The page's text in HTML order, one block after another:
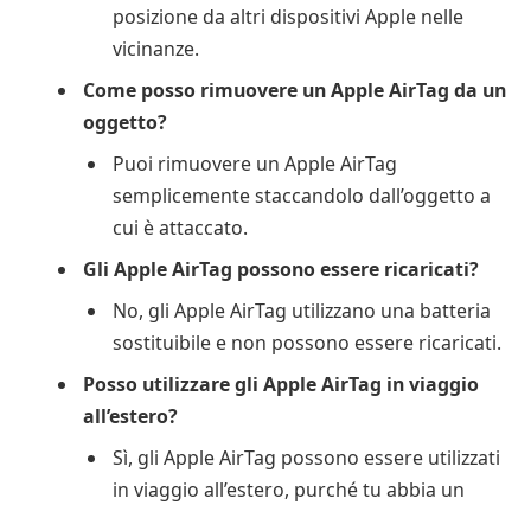
posizione da altri dispositivi Apple nelle
vicinanze.
Come posso rimuovere un Apple AirTag da un
oggetto?
Puoi rimuovere un Apple AirTag
semplicemente staccandolo dall’oggetto a
cui è attaccato.
Gli Apple AirTag possono essere ricaricati?
No, gli Apple AirTag utilizzano una batteria
sostituibile e non possono essere ricaricati.
Posso utilizzare gli Apple AirTag in viaggio
all’estero?
Sì, gli Apple AirTag possono essere utilizzati
in viaggio all’estero, purché tu abbia un